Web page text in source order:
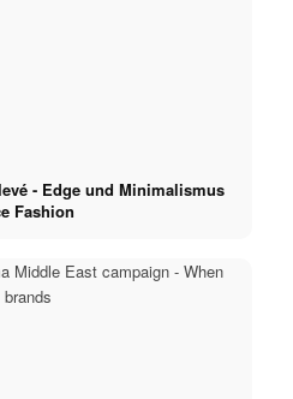
- Edge und Minimalismus
Fashion